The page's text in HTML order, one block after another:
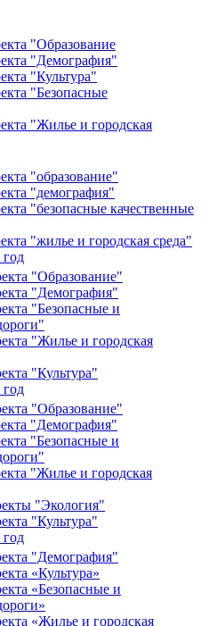
"Образование
"Демография"
"Культура"
"Безопасные
"Жилье и городская
"образование"
"демография"
"безопасные качественные
"жилье и городская среда"
"Образование"
"Демография"
"Безопасные и
"Жилье и городская
"Культура"
"Образование"
"Демография"
"Безопасные и
"Жилье и городская
"Экология"
"Культура"
"Демография"
«Культура»
«Безопасные и
«Жилье и городская